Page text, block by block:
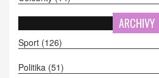
ARCHIVY
Sport (126)
Politika (51)